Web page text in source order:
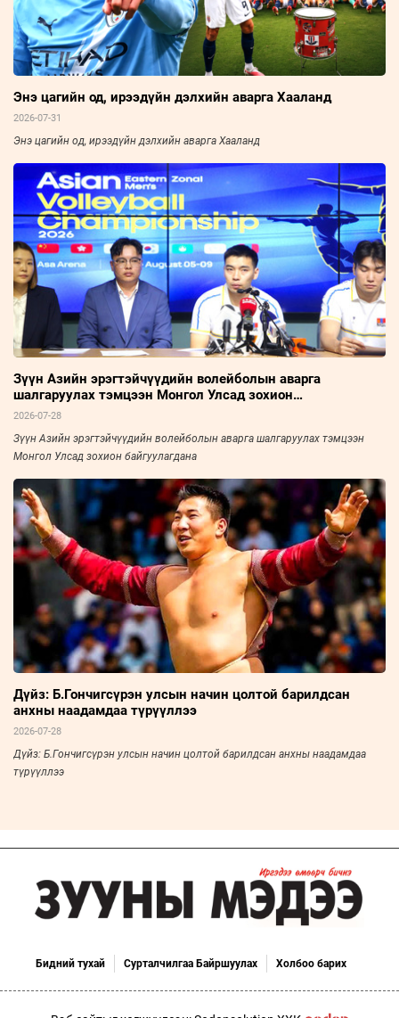
Энэ цагийн од, ирээдүйн дэлхийн аварга Хааланд
2026-07-31
Энэ цагийн од, ирээдүйн дэлхийн аварга Хааланд
Зүүн Азийн эрэгтэйчүүдийн волейболын аварга
шалгаруулах тэмцээн Монгол Улсад зохион
байгуулагдана
2026-07-28
Зүүн Азийн эрэгтэйчүүдийн волейболын аварга шалгаруулах тэмцээн
Монгол Улсад зохион байгуулагдана
Дүйз: Б.Гончигсүрэн улсын начин цолтой барилдсан
анхны наадамдаа түрүүллээ
2026-07-28
Дүйз: Б.Гончигсүрэн улсын начин цолтой барилдсан анхны наадамдаа
түрүүллээ
Бидний тухай Сурталчилгаа Байршуулах Холбоо барих